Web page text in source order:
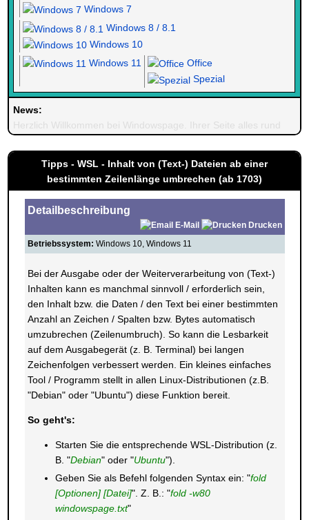
Windows 7
Windows 8 / 8.1
Windows 10
Windows 11
Office
Spezial
News:
Herzlich Willkommen bei Windowspage. Ihrer Seite alles rund um
Tipps - WSL - Inhalt von (Text-) Dateien ab einer
bestimmten Zeilenlänge umbrechen (ab 1703)
Detailbeschreibung
E-Mail
Drucken
Betriebssystem: Windows 10, Windows 11
Bei der Ausgabe oder der Weiterverarbeitung von (Text-)
Inhalten kann es manchmal sinnvoll / erforderlich sein,
den Inhalt bzw. die Daten / den Text bei einer bestimmten
Anzahl an Zeichen / Spalten bzw. Bytes automatisch
umzubrechen (Zeilenumbruch). So kann die Lesbarkeit
auf dem Ausgabegerät (z. B. Terminal) bei langen
Zeichenfolgen verbessert werden. Ein kleines einfaches
Tool / Programm stellt in allen Linux-Distributionen (z.B.
"Debian" oder "Ubuntu") diese Funktion bereit.
So geht's:
Starten Sie die entsprechende WSL-Distribution (z.
B. "Debian" oder "Ubuntu").
Geben Sie als Befehl folgenden Syntax ein: "fold
[Optionen] [Datei]". Z. B.: "fold -w80
windowspage.txt"